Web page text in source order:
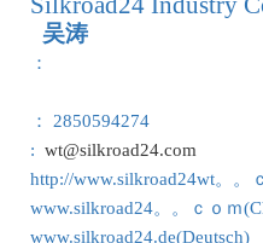
吴涛
：
： 2850594274
: wt@silkroad24.com
http://www.silkroad24wt。。
www.silkroad24。。ｃｏｍ
www.silkroad24.de(Deutsch)